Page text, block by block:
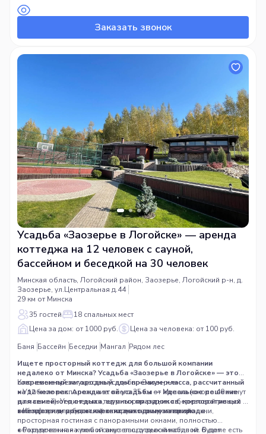
Заказать звонок
Усадьба «Заозерье в Логойске» — аренда
коттеджа на 12 человек с сауной,
бассейном и беседкой на 30 человек
Минская область, Логойский район, Заозерье, Логойский р-н, д.
Заозерье, ул.Центральная д.44
29 км от Минска
35 гостей
18 спальных мест
Цена за дом: от 1000 руб.
Цена за человека: от 100 руб.
Баня Бассейн Беседки Мангал Рядом лес
Ищете просторный коттедж для большой компании
недалеко от Минска? Усадьба «Заозерье в Логойске» — это
современный загородный дом премиум-класса, рассчитанный
на 12 человек. Аренда этой усадьбы — идеальное решение
для семейного отдыха, шумных праздников, корпоративных
выездов или романтических выходных на природе.
Ключевые преимущества усадьбы «Заозерье»:
• Удобное расположение: всего 35 км от Минска (около 40 минут
на машине). Уединенная территория рядом с березовой рощей и
собственным прудом гарантирует тишину и покой.
• Комфорт для большой компании: три уютные спальни,
просторная гостиная с панорамными окнами, полностью
оборудованная кухня и санузел с душевой кабиной. В доме есть
• Развлечения на любой вкус: ваш отдых никогда не будет